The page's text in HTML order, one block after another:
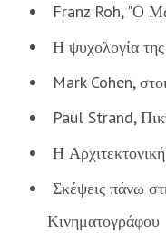
Franz Roh, "Ο
Η ψυχολογία
Mark Cohen,
Paul Strand,
Η
Σκέψεις πάνω
Κινηματογράφου